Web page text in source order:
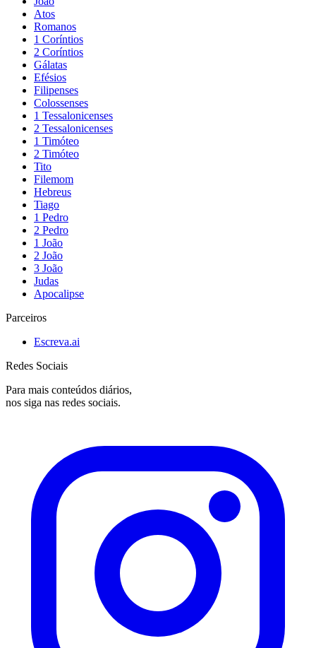
Atos
Romanos
1 Coríntios
2 Coríntios
Gálatas
Efésios
Filipenses
Colossenses
1 Tessalonicenses
2 Tessalonicenses
1 Timóteo
2 Timóteo
Tito
Filemom
Hebreus
Tiago
1 Pedro
2 Pedro
1 João
2 João
3 João
Judas
Apocalipse
Parceiros
Escreva.ai
Redes Sociais
Para mais conteúdos diários,
nos siga nas redes sociais.